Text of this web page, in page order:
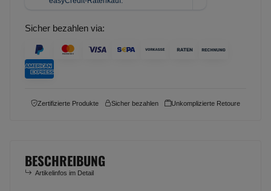
Sicher bezahlen via:
Zertifizierte Produkte Sicher bezahlen Unkomplizierte Retoure
BESCHREIBUNG
Artikelinfos im Detail